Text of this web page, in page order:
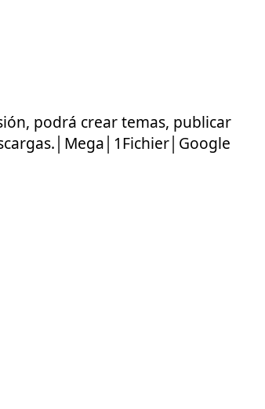
podrá crear temas, publicar